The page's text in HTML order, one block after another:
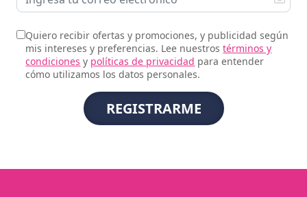
Quiero recibir ofertas y promociones, y publicidad según
mis intereses y preferencias. Lee nuestrostérminos y
condiciones y políticas de privacidad para entender
cómo utilizamos los datos personales.